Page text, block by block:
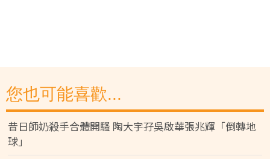
您也可能喜歡...
昔日師奶殺手合體開騷 陶大宇孖吳啟華張兆輝「倒轉地
球」